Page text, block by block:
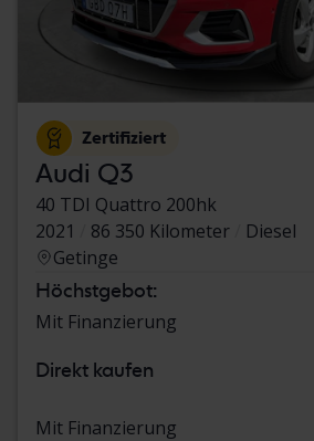
Zertifiziert
Audi Q3
40 TDI Quattro 200hk
2021
86 350 Kilometer
Diesel
Getinge
Höchstgebot:
Mit Finanzierung
Direkt kaufen
Mit Finanzierung